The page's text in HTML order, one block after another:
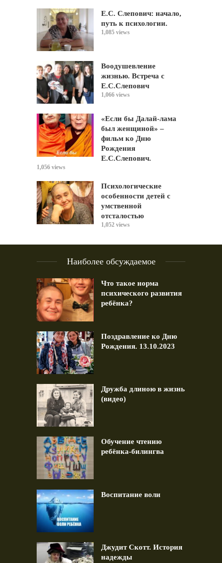
Е.С. Слепович: начало,
путь к психологии.
1,085 views
Воодушевление
жизнью. Встреча с
Е.С.Слепович
1,066 views
«Если бы Далай-лама
был женщиной» –
фильм ко Дню
Рождения
Е.С.Слепович.
1,056 views
Психологические
особенности детей с
умственной
отсталостью
1,052 views
Наиболее обсуждаемое
Что такое норма
психического развития
ребёнка?
Поздравление ко Дню
Рождения. 13.10.2023
Дружба длиною в жизнь
(видео)
Обучение чтению
ребёнка-билингва
Воспитание воли
Джудит Скотт. История
надежды